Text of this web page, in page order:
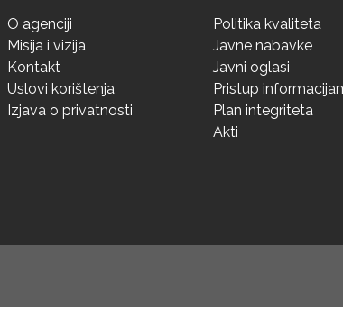
O agenciji
Misija i vizija
Kontakt
Uslovi korištenja
Izjava o privatnosti
Politika kvaliteta
Javne nabavke
Javni oglasi
Pristup
Plan integriteta
Akti